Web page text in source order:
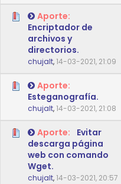
Aporte:
Encriptador de
archivos y
directorios.
chujalt,14-03-2021, 21:09
Aporte:
Esteganografía.
chujalt,14-03-2021, 21:08
Aporte:
Evitar
descarga página
web con comando
Wget.
chujalt,14-03-2021, 20:57